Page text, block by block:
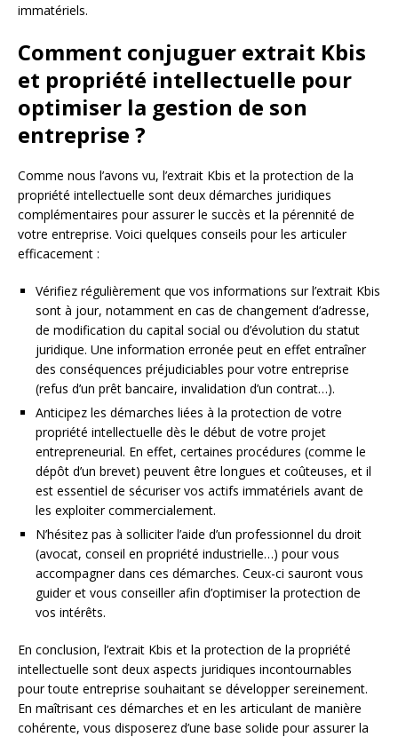
immatériels.
Comment conjuguer extrait Kbis
et propriété intellectuelle pour
optimiser la gestion de son
entreprise ?
Comme nous l’avons vu, l’extrait Kbis et la protection de la
propriété intellectuelle sont deux démarches juridiques
complémentaires pour assurer le succès et la pérennité de
votre entreprise. Voici quelques conseils pour les articuler
efficacement :
Vérifiez régulièrement que vos informations sur l’extrait Kbis
sont à jour, notamment en cas de changement d’adresse,
de modification du capital social ou d’évolution du statut
juridique. Une information erronée peut en effet entraîner
des conséquences préjudiciables pour votre entreprise
(refus d’un prêt bancaire, invalidation d’un contrat…).
Anticipez les démarches liées à la protection de votre
propriété intellectuelle dès le début de votre projet
entrepreneurial. En effet, certaines procédures (comme le
dépôt d’un brevet) peuvent être longues et coûteuses, et il
est essentiel de sécuriser vos actifs immatériels avant de
les exploiter commercialement.
N’hésitez pas à solliciter l’aide d’un professionnel du droit
(avocat, conseil en propriété industrielle…) pour vous
accompagner dans ces démarches. Ceux-ci sauront vous
guider et vous conseiller afin d’optimiser la protection de
vos intérêts.
En conclusion, l’extrait Kbis et la protection de la propriété
intellectuelle sont deux aspects juridiques incontournables
pour toute entreprise souhaitant se développer sereinement.
En maîtrisant ces démarches et en les articulant de manière
cohérente, vous disposerez d’une base solide pour assurer la